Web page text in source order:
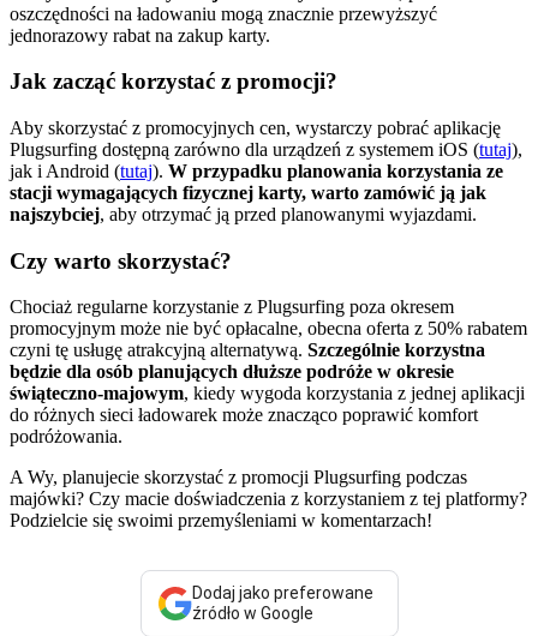
oszczędności na ładowaniu mogą znacznie przewyższyć
jednorazowy rabat na zakup karty.
Jak zacząć korzystać z promocji?
Aby skorzystać z promocyjnych cen, wystarczy pobrać aplikację
Plugsurfing dostępną zarówno dla urządzeń z systemem iOS (tutaj),
jak i Android (tutaj). W przypadku planowania korzystania ze
stacji wymagających fizycznej karty, warto zamówić ją jak
najszybciej, aby otrzymać ją przed planowanymi wyjazdami.
Czy warto skorzystać?
Chociaż regularne korzystanie z Plugsurfing poza okresem
promocyjnym może nie być opłacalne, obecna oferta z 50% rabatem
czyni tę usługę atrakcyjną alternatywą. Szczególnie korzystna
będzie dla osób planujących dłuższe podróże w okresie
świąteczno-majowym, kiedy wygoda korzystania z jednej aplikacji
do różnych sieci ładowarek może znacząco poprawić komfort
podróżowania.
A Wy, planujecie skorzystać z promocji Plugsurfing podczas
majówki? Czy macie doświadczenia z korzystaniem z tej platformy?
Podzielcie się swoimi przemyśleniami w komentarzach!
Dodaj jako preferowane
źródło w Google